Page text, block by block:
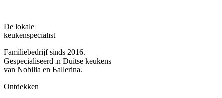
De lokale
keukenspecialist
Familiebedrijf sinds 2016.
Gespecialiseerd in Duitse keukens
van Nobilia en Ballerina.
Ontdekken